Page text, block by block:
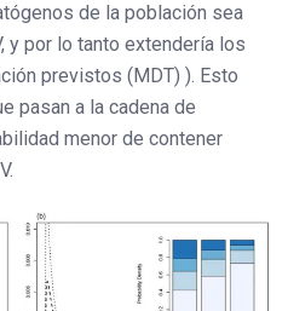
de la población sea
y por lo tanto extendería los
previstos (MDT) ). Esto
pasan a la cadena de
menor de contener